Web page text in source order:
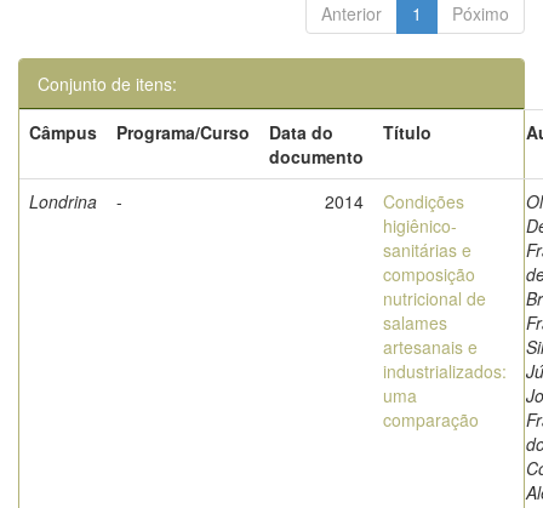
Anterior 1 Póximo
Conjunto de itens:
Câmpus
Programa/Curso
Data do
documento
Título
Londrina - 2014
Condições
higiênico-
sanitárias e
composição
nutricional de
salames
artesanais e
industrializados:
uma
comparação